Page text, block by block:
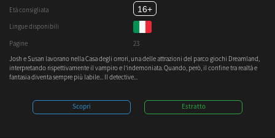
Età consigliata 16+
Lingue disponibili
Pagine
23
Josh e Susan lavorano nella Casa degli orrori, una delle attrazioni del parco giochi Dreamland,
interpretando rispettivamente il vampiro e l'indemoniata. Quando, però, il confine tra realtà e
fantasia diventa sempre più labile... Il detective...
Scopri Estratto